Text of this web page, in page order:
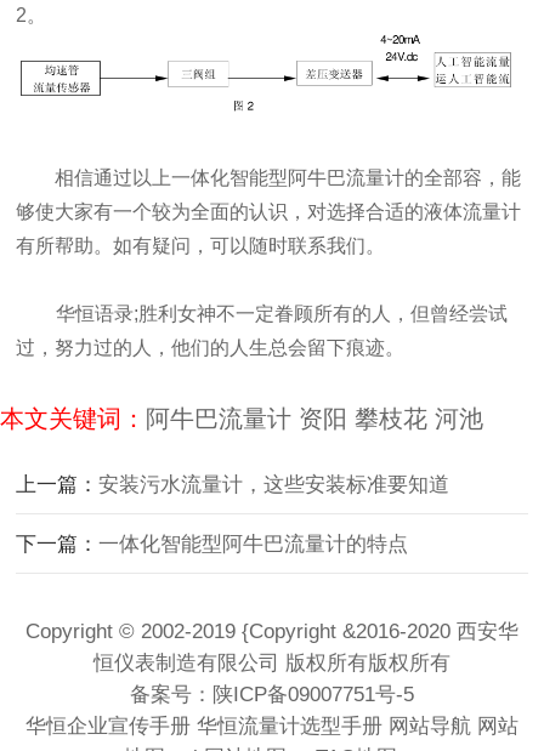
2。
相信通过以上一体化智能型阿牛巴流量计的全部容，能
够使大家有一个较为全面的认识，对选择合适的液体流量计
有所帮助。如有疑问，可以随时联系我们。
华恒语录;胜利女神不一定眷顾所有的人，但曾经尝试
过，努力过的人，他们的人生总会留下痕迹。
本文关键词： 阿牛巴流量计 资阳 攀枝花 河池
上一篇：安装污水流量计，这些安装标准要知道
下一篇：一体化智能型阿牛巴流量计的特点
Copyright © 2002-2019 {Copyright &2016-2020 西安华
恒仪表制造有限公司 版权所有版权所有
备案号： 陕ICP备09007751号-5
华恒企业宣传手册 华恒流量计选型手册 网站导航 网站